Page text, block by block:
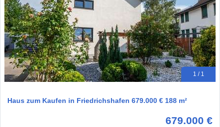
1 / 1
Haus zum Kaufen in Friedrichshafen 679.000 € 188 m²
679.000 €